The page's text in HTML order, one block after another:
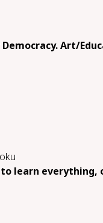
Art/
to learn every­thing,